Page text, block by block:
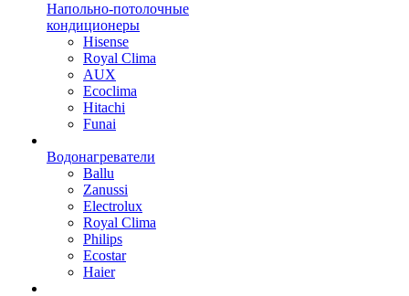
Напольно-потолочные
кондиционеры
Hisense
Royal Clima
AUX
Ecoclima
Hitachi
Funai
Водонагреватели
Ballu
Zanussi
Electrolux
Royal Clima
Philips
Ecostar
Haier